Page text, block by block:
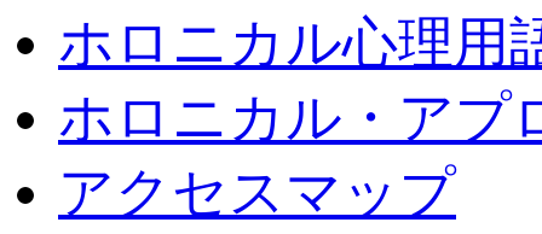
ホロニカル心理用
ホロニカル・アプ
アクセスマップ